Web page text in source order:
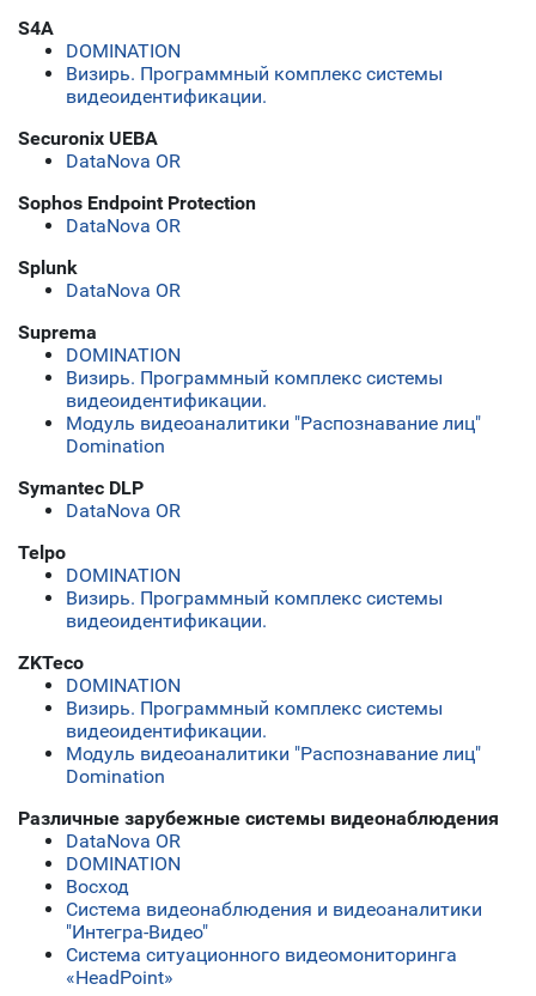
S4A
DOMINATION
Визирь. Программный комплекс системы
видеоидентификации.
Securonix UEBA
DataNova OR
Sophos Endpoint Protection
DataNova OR
Splunk
DataNova OR
Suprema
DOMINATION
Визирь. Программный комплекс системы
видеоидентификации.
Модуль видеоаналитики "Распознавание лиц"
Domination
Symantec DLP
DataNova OR
Telpo
DOMINATION
Визирь. Программный комплекс системы
видеоидентификации.
ZKTeco
DOMINATION
Визирь. Программный комплекс системы
видеоидентификации.
Модуль видеоаналитики "Распознавание лиц"
Domination
Различные зарубежные системы видеонаблюдения
DataNova OR
DOMINATION
Восход
Система видеонаблюдения и видеоаналитики
"Интегра-Видео"
Система ситуационного видеомониторинга
«HeadPoint»